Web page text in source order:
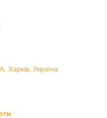
Харків, Україна